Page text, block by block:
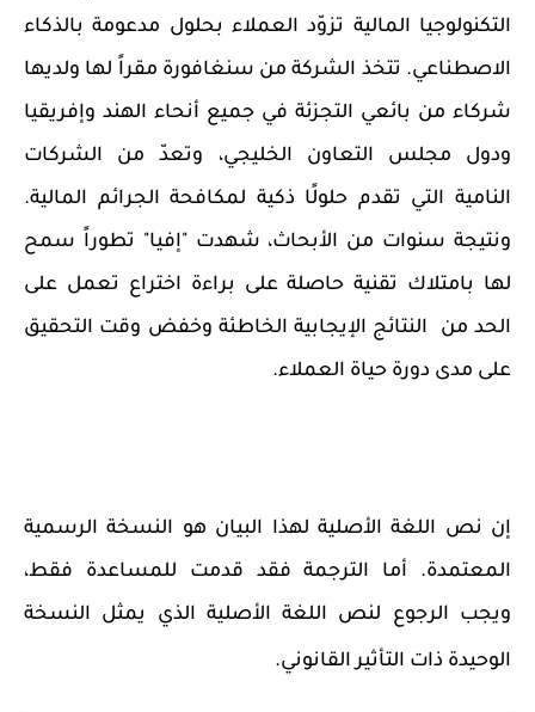
التكنولوجيا المالية تزوّد العملاء بحلول مدعومة بالذكاء
الاصطناعي. تتخذ الشركة من سنغافورة مقراً لها ولديها
شركاء من بائعي التجزئة في جميع أنحاء الهند وإفريقيا
ودول مجلس التعاون الخليجي، وتعدّ من الشركات
النامية التي تقدم حلولًا ذكية لمكافحة الجرائم المالية.
ونتيجة سنوات من الأبحاث، شهدت "إفيا" تطوراً سمح
لها بامتلاك تقنية حاصلة على براءة اختراع تعمل على
الحد من
النتائج الإيجابية الخاطئة وخفض وقت التحقيق
على مدى دورة حياة العملاء.
إن نص اللغة الأصلية لهذا البيان هو النسخة الرسمية
المعتمدة. أما الترجمة فقد قدمت للمساعدة فقط،
ويجب الرجوع لنص اللغة الأصلية الذي يمثل النسخة
الوحيدة ذات التأثير القانوني.